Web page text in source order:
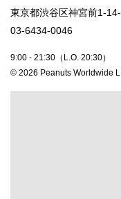
東京都渋谷区神宮前1-
03-6434-0046
9:00 - 21:30（L.O. 20:30）
© 2026 Peanuts Worldwide